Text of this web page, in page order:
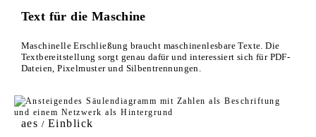
Text für die Maschine
Maschinelle Erschließung braucht maschinenlesbare Texte. Die
Textbereitstellung sorgt genau dafür und interessiert sich für PDF-
Dateien, Pixelmuster und Silbentrennungen.
aes / Einblick